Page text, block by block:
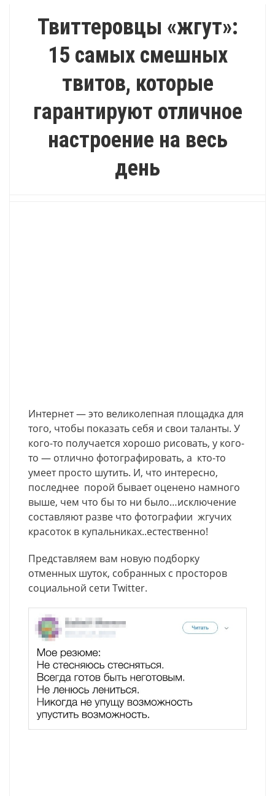
Твиттеровцы «жгут»:
15 самых смешных
твитов, которые
гарантируют отличное
настроение на весь
день
Интернет — это великолепная площадка для
того, чтобы показать себя и свои таланты. У
кого-то получается хорошо рисовать, у кого-
то — отлично фотографировать, а кто-то
умеет просто шутить. И, что интересно,
последнее порой бывает оценено намного
выше, чем что бы то ни было…исключение
составляют разве что фотографии жгучих
красоток в купальниках..естественно!
Представляем вам новую подборку
отменных шуток, собранных с просторов
социальной сети Twitter.